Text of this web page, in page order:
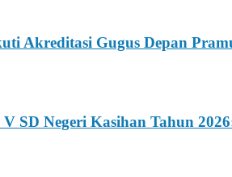
Akreditasi Gugus Depan
SD Negeri Kasihan Tahun